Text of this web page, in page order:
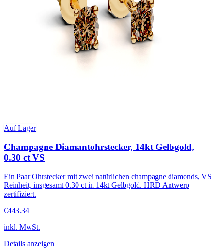
Auf Lager
Champagne Diamantohrstecker, 14kt Gelbgold,
0.30 ct VS
Ein Paar Ohrstecker mit zwei natürlichen champagne diamonds, VS
Reinheit, insgesamt 0.30 ct in 14kt Gelbgold. HRD Antwerp
zertifiziert.
€443.34
inkl. MwSt.
Details anzeigen